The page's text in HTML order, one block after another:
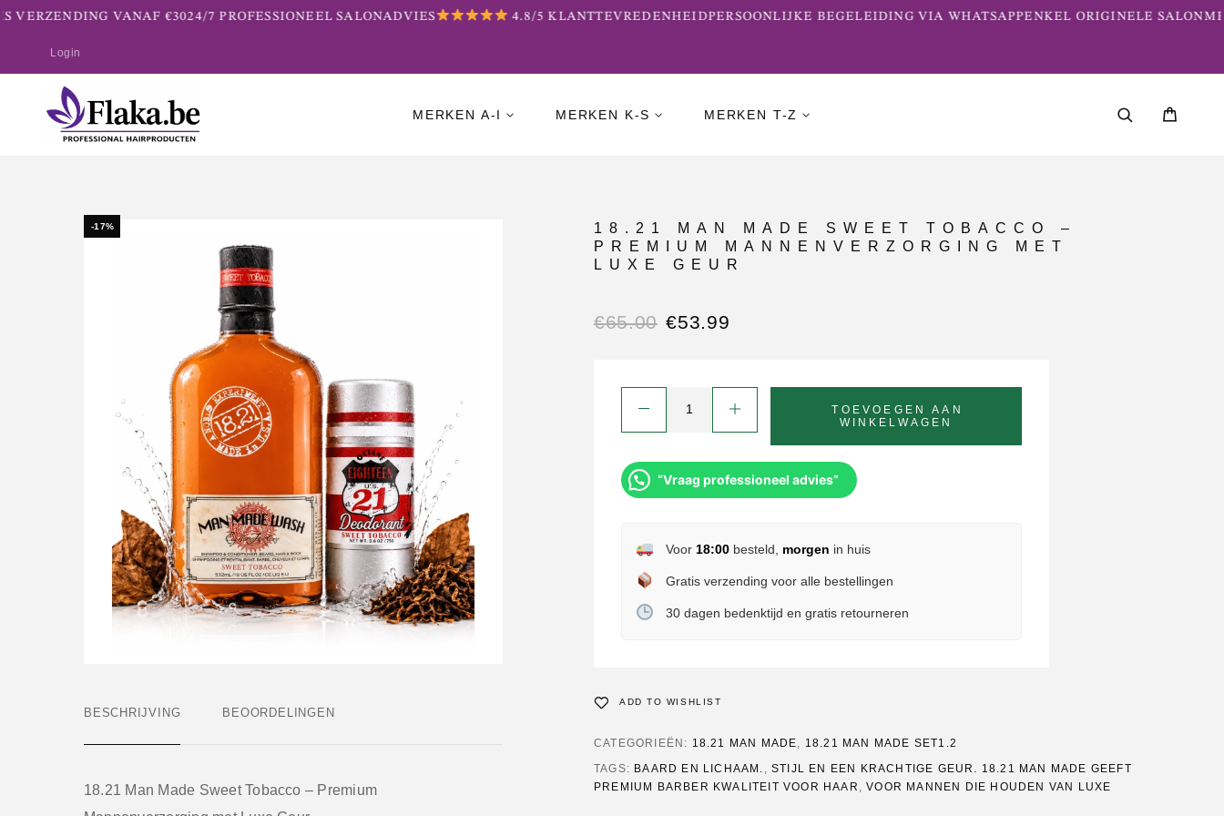
VERZENDING VANAF €3024/7 PROFESSIONEEL SALONADVIES 4.8/5 KLANTTEVREDENHEIDPERSOONLIJKE BEGELEIDING VIA WHATSAPPENKEL ORIGINELE
Login
MERKEN A-I MERKEN K-S MERKEN T-Z
-17%
BESCHRIJVING BEOORDELINGEN
18.21 Man Made Sweet Tobacco – Premium
18.21 MAN MADE SWEET TOBACCO –
PREMIUM MANNENVERZORGING MET
LUXE GEUR
€65.00 €53.99
TOEVOEGEN AAN
WINKELWAGEN
“Vraag professioneel advies”
Voor 18:00besteld, morgen in huis
Gratis verzending voor alle bestellingen
30 dagen bedenktijd en gratis retourneren
ADD TO WISHLIST
CATEGORIEËN: 18.21 MAN MADE, 18.21 MAN MADE SET1.2
TAGS: BAARD EN LICHAAM. ,STIJL EN EEN KRACHTIGE GEUR. 18.21 MAN MADE GEEFT
PREMIUM BARBER KWALITEIT VOOR HAAR ,VOOR MANNEN DIE HOUDEN VAN LUXE